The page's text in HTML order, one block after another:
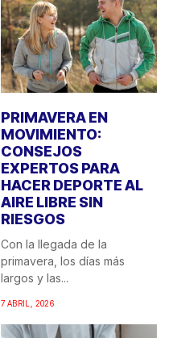
PRIMAVERA EN
MOVIMIENTO:
CONSEJOS
EXPERTOS PARA
HACER DEPORTE AL
AIRE LIBRE SIN
RIESGOS
Con la llegada de la
primavera, los días más
largos y las...
7 ABRIL, 2026